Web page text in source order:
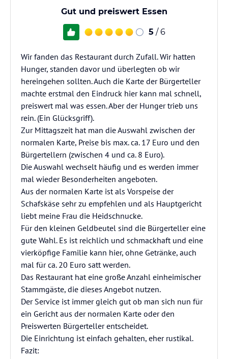
Gut und preiswert Essen
5 / 6
Wir fanden das Restaurant durch Zufall. Wir hatten
Hunger, standen davor und überlegten ob wir
hereingehen sollten. Auch die Karte der Bürgerteller
machte erstmal den Eindruck hier kann mal schnell,
preiswert mal was essen. Aber der Hunger trieb uns
rein. (Ein Glücksgriff).
Zur Mittagszeit hat man die Auswahl zwischen der
normalen Karte, Preise bis max. ca. 17 Euro und den
Bürgertellern (zwischen 4 und ca. 8 Euro).
Die Auswahl wechselt häufig und es werden immer
mal wieder Besonderheiten angeboten.
Aus der normalen Karte ist als Vorspeise der
Schafskäse sehr zu empfehlen und als Hauptgericht
liebt meine Frau die Heidschnucke.
Für den kleinen Geldbeutel sind die Bürgerteller eine
gute Wahl. Es ist reichlich und schmackhaft und eine
vierköpfige Familie kann hier, ohne Getränke, auch
mal für ca. 20 Euro satt werden.
Das Restaurant hat eine große Anzahl einheimischer
Stammgäste, die dieses Angebot nutzen.
Der Service ist immer gleich gut ob man sich nun für
ein Gericht aus der normalen Karte oder den
Preiswerten Bürgerteller entscheidet.
Die Einrichtung ist einfach gehalten, eher rustikal.
Fazit: